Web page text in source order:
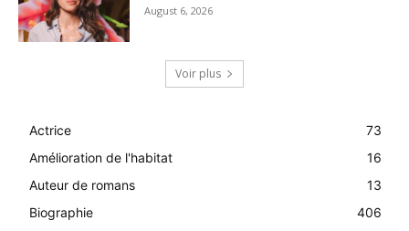
August 6, 2026
Voir plus
Actrice
73
Amélioration de l'habitat
16
Auteur de romans
13
Biographie
406